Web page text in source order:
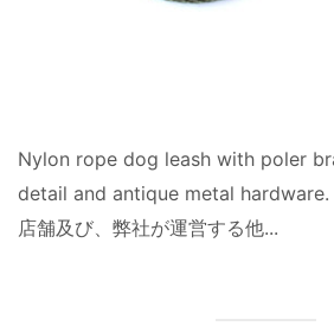
Nylon rope dog leash with poler
detail and antique metal hardware.
店舗及び、弊社が運営する他...